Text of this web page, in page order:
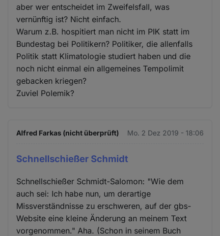
aber wer entscheidet im Zweifelsfall, was
vernünftig ist? Nicht einfach.
Warum z.B. hospitiert man nicht im PIK statt im
Bundestag bei Politikern? Politiker, die allenfalls
Politik statt Klimatologie studiert haben und die
noch nicht einmal ein allgemeines Tempolimit
gebacken kriegen?
Zuviel Polemik?
Alfred Farkas (nicht überprüft) Mo. 2 Dez 2019 - 18:06
Schnellschießer Schmidt
Schnellschießer Schmidt-Salomon: "Wie dem
auch sei: Ich habe nun, um derartige
Missverständnisse zu erschweren, auf der gbs-
Website eine kleine Änderung an meinem Text
vorgenommen." Aha. (Schon in seinem Buch